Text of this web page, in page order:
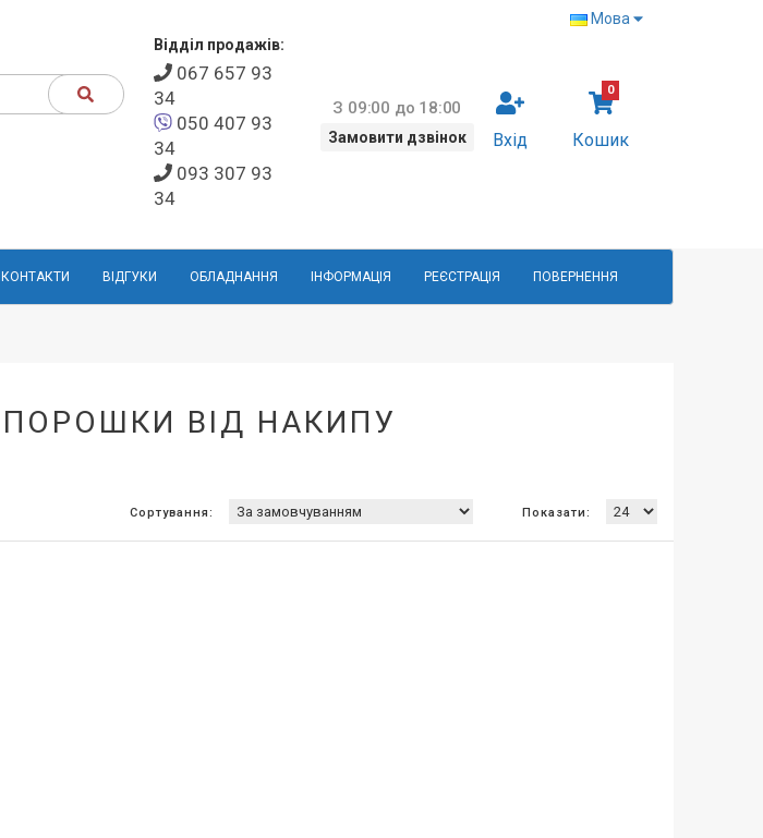
Мова
Відділ продажів:
067 657 93
34
050 407 93
34
093 307 93
34
З 09:00 до 18:00
Замовити дзвінок Вхід Кошик
0
КОНТАКТИ ВІДГУКИ ОБЛАДНАННЯ ІНФОРМАЦІЯ РЕЄСТРАЦІЯ ПОВЕРНЕННЯ
ПОРОШКИ ВІД НАКИПУ
Показати:
Сортування: